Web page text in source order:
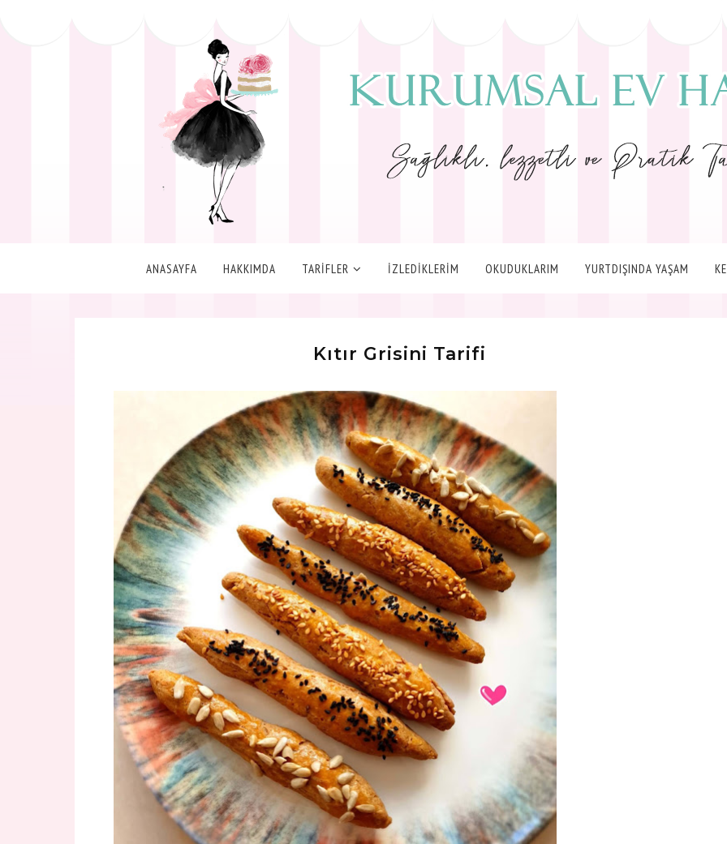
ANASAYFA HAKKIMDA TARİFLER İZLEDİKLERİM OKUDUKLARIM YURTDIŞINDA YAŞAM
Kıtır Grisini Tarifi